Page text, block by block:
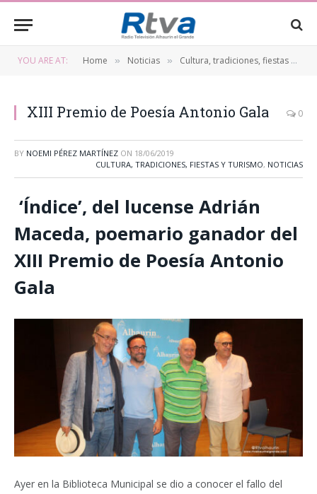
YOU ARE AT: Home » Noticias » Cultura, tradiciones, fiestas y turismo
XIII Premio de Poesía Antonio Gala 0
BY NOEMI PÉREZ MARTÍNEZ ON 18/06/2019
CULTURA, TRADICIONES, FIESTAS Y TURISMO, NOTICIAS
‘Índice’, del lucense Adrián
Maceda, poemario ganador del
XIII Premio de Poesía Antonio
Gala
Ayer en la Biblioteca Municipal se dio a conocer el fallo del